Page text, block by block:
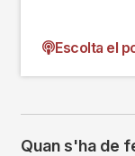
Escolta el
Quan s'ha de